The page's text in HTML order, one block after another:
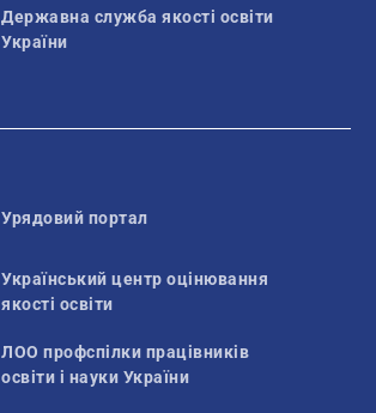
Державна служба якості освіти
України
Урядовий портал
Український центр оцінювання
якості освіти
ЛОО профспілки працівників
освіти і науки України